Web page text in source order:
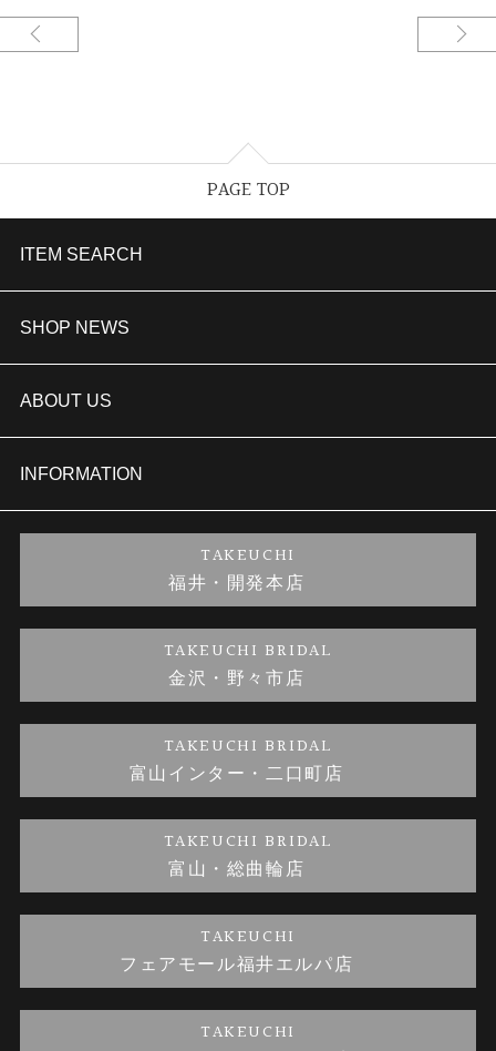
PAGE TOP
ITEM SEARCH
婚約指輪
結婚指輪
セットリング
婚約ネックレス
金・プラチナのお取引
SHOP NEWS
TAKEUCHI BRIDAL金沢本店情報
商品一覧
ブランドリスト
金澤指輪工房｜手作りペアリング
金澤指輪工房｜手作り結婚指輪 and 婚約指輪
金澤指輪工房｜手作り婚約指輪プロポーズプラン
ABOUT US
会社概要
お客様の声
INFORMATION
プライバシーポリシー
TAKEUCHI
福井・開発本店
TAKEUCHI BRIDAL
金沢・野々市店
TAKEUCHI BRIDAL
富山インター・二口町店
TAKEUCHI BRIDAL
富山・総曲輪店
TAKEUCHI
フェアモール福井エルパ店
TAKEUCHI